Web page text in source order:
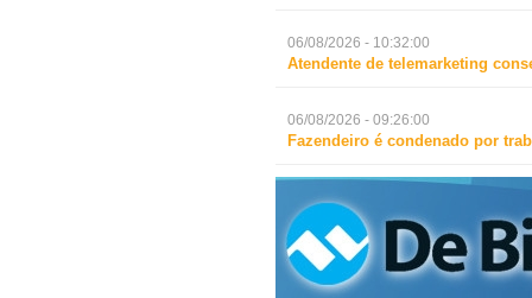
06/08/2026 - 10:32:00
Atendente de telemarketing
06/08/2026 - 09:26:00
Fazendeiro é condenado por